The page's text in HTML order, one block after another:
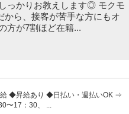
っかりお教えします◎ モクモ
から、接客が苦手な方にもオ
方が7割ほど在籍...
◆昇給あり ◆日払い・週払いOK ⇒
〜17：30、 ...